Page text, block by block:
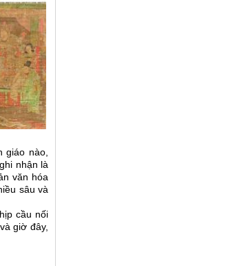
giáo nào,
nhận là
văn hóa
sâu và
cầu nối
giờ đây,